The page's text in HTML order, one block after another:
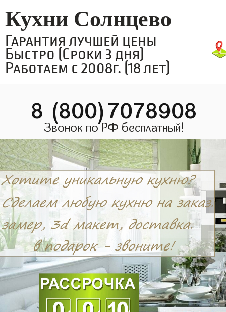
Кухни Солнцево
Гарантия лучшей цены
Быстро (Сроки 3 дня)
Работаем с 2008г. (18 лет)
8 (800)7078908
Звонок по РФ бесплатный!